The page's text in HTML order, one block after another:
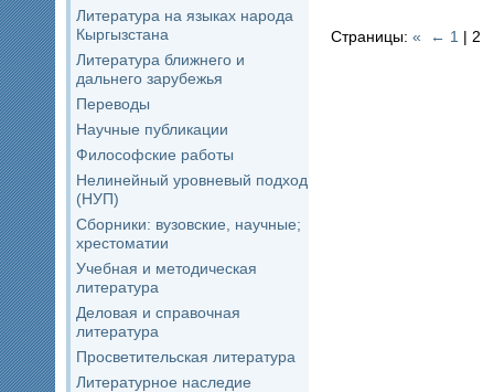
Литература на языках народа
Кыргызстана
Литература ближнего и
дальнего зарубежья
Переводы
Научные публикации
Философские работы
Нелинейный уровневый подход
(НУП)
Сборники: вузовские, научные;
хрестоматии
Учебная и методическая
литература
Деловая и справочная
литература
Просветительская литература
Литературное наследие
Страницы: « ← 1 | 2